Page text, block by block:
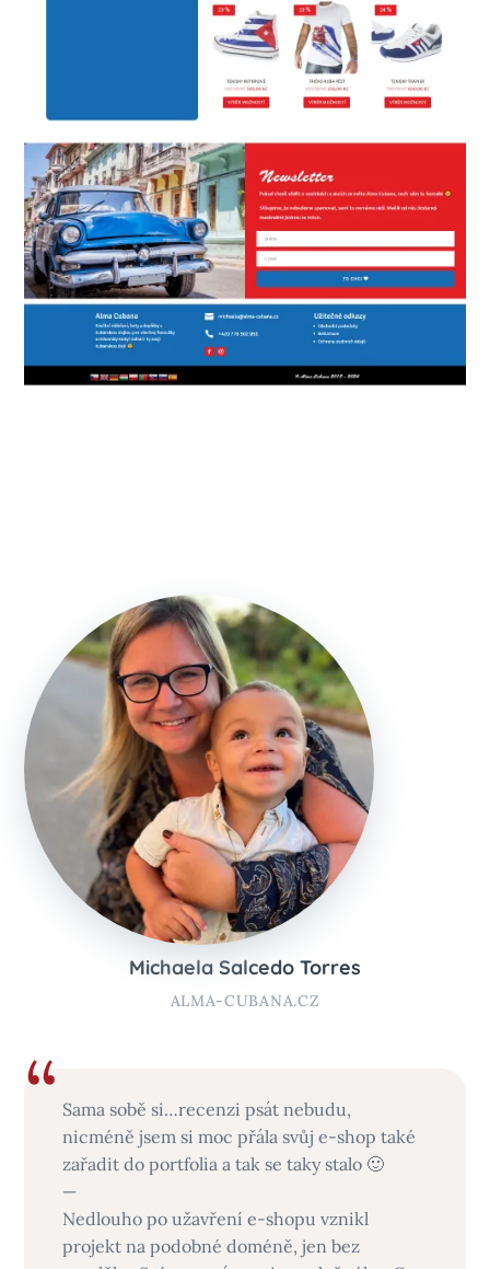
Michaela Salcedo Torres
ALMA-CUBANA.CZ
Sama sobě si…recenzi psát nebudu,
nicméně jsem si moc přála svůj e-shop také
zařadit do portfolia a tak se taky stalo 🙂
—
Nedlouho po užavření e-shopu vznikl
projekt na podobné doméně, jen bez